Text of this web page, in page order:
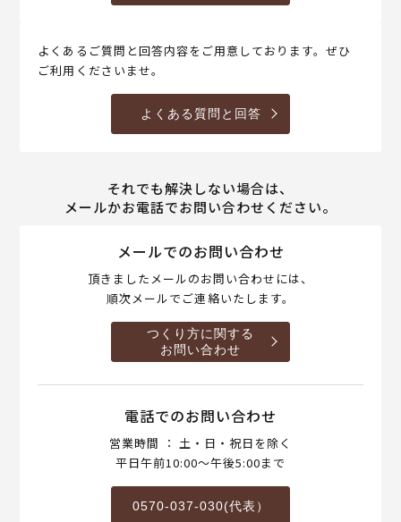
よくあるご質問と回答内容をご用意しております。ぜひ
ご利用くださいませ。
よくある質問と回答
それでも解決しない場合は、
メールかお電話でお問い合わせください。
メールでのお問い合わせ
頂きましたメールのお問い合わせには、
順次メールでご連絡いたします。
つくり方に関する
お問い合わせ
電話でのお問い合わせ
営業時間 ： 土・日・祝日を除く
平日午前10:00～午後5:00まで
0570-037-030(代表）